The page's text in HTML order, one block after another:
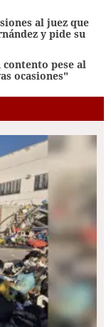
al juez que
y pide su
pese al
ocasiones"